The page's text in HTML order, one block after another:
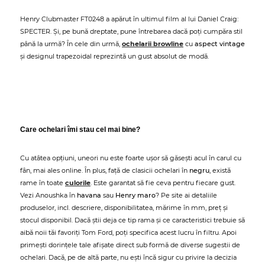
Henry Clubmaster FT0248 a apărut în ultimul film al lui Daniel Craig:
SPECTER. Și, pe bună dreptate, pune întrebarea dacă poți cumpăra stil
până la urmă? În cele din urmă, ochelarii browline cu aspect vintage
și designul trapezoidal reprezintă un gust absolut de modă.
Care ochelari îmi stau cel mai bine?
Cu atâtea opțiuni, uneori nu este foarte ușor să găsești acul în carul cu
fân, mai ales online. În plus, față de clasicii ochelari în negru, există
rame în toate culorile. Este garantat să fie ceva pentru fiecare gust.
Vezi Anoushka în havana sau Henry maro? Pe site ai detaliile
produselor, incl. descriere, disponibilitatea, mărime în mm, preț și
stocul disponibil. Dacă știi deja ce tip rama și ce caracteristici trebuie să
aibă noii tăi favoriți Tom Ford, poți specifica acest lucru în filtru. Apoi
primești dorințele tale afișate direct sub formă de diverse sugestii de
ochelari. Dacă, pe de altă parte, nu ești încă sigur cu privire la decizia